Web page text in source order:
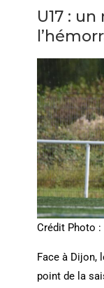
U17 :
Crédit Photo :
Face à Dijon,
point de la